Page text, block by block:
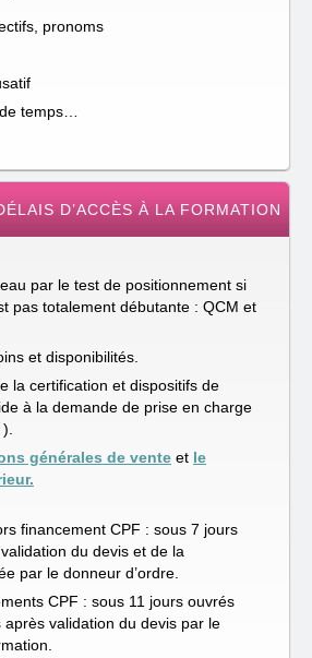
pronoms
temps…
D’ACCÈS À LA FORMATION
par le test de positionnement si
pas totalement débutante : QCM et
et disponibilités.
la certification et dispositifs de
à la demande de prise en charge
générales de vente et le
financement CPF : sous 7 jours
du devis et de la
par le donneur d’ordre.
CPF : sous 11 jours ouvrés
après validation du devis par le